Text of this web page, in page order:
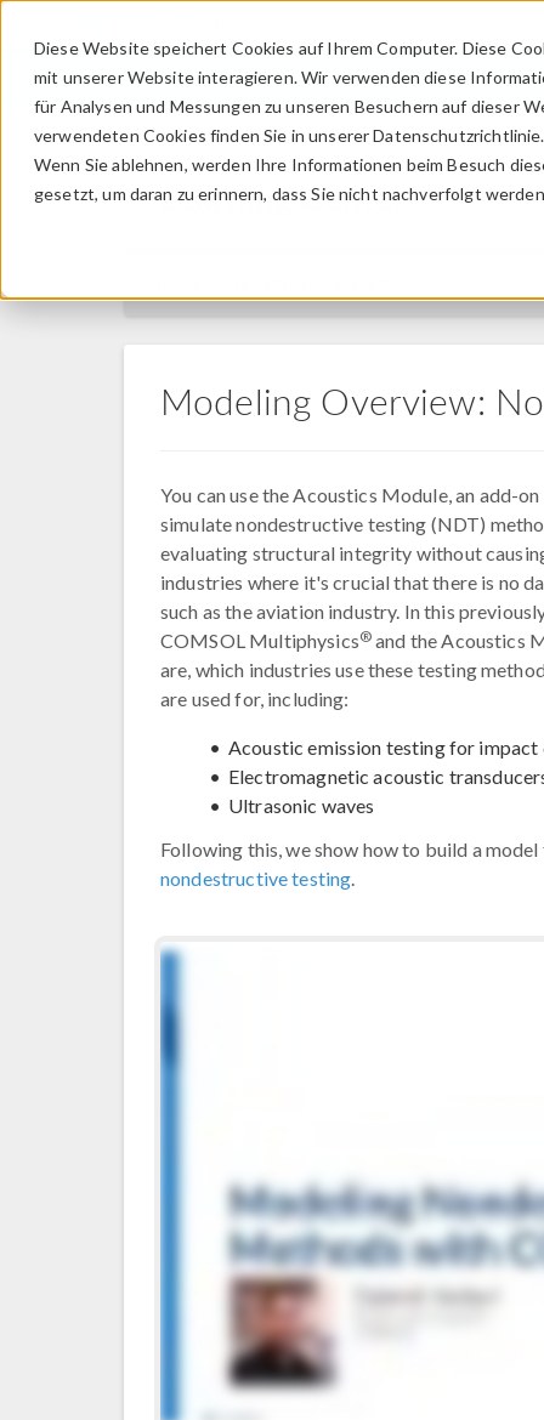
Diese Website speichert Cookies auf Ihrem Computer. Diese
mit unserer Website interagieren. Wir verwenden diese
für Analysen und Messungen zu unseren Besuchern auf dieser
verwendeten Cookies finden Sie in unserer Datenschutzrichtlinie.
Wenn Sie ablehnen, werden Ihre Informationen beim Besuch
gesetzt, um daran zu erinnern, dass Sie nicht nachverfolgt
Learning Center
Modeling Overview:
You can use the Acoustics Module, an add-
simulate nondestructive testing (NDT)
evaluating structural integrity without
industries where it's crucial that there is no
such as the aviation industry. In this
COMSOL Multiphysics® and the Acoustics
are, which industries use these testing
are used for, including:
Acoustic emission testing for
Electromagnetic acoustic
Ultrasonic waves
Following this, we show how to build a
nondestructive testing.